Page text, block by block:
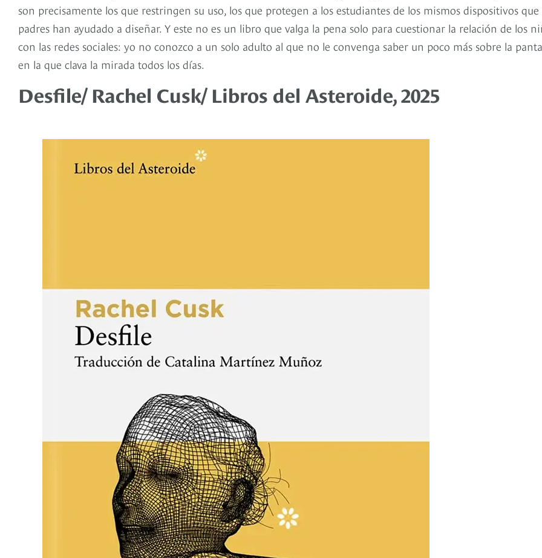
son precisamente los que restringen su uso, los que protegen a los estudiantes de los mismos dispositivos que
padres han ayudado a diseñar. Y este no es un libro que valga la pena solo para cuestionar la relación de los
con las redes sociales: yo no conozco a un solo adulto al que no le convenga saber un poco más sobre la
en la que clava la mirada todos los días.
Desfile/ Rachel Cusk/ Libros del Asteroide, 2025